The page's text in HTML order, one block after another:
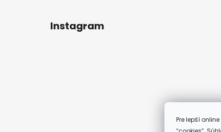
Pre lepší
Instagram